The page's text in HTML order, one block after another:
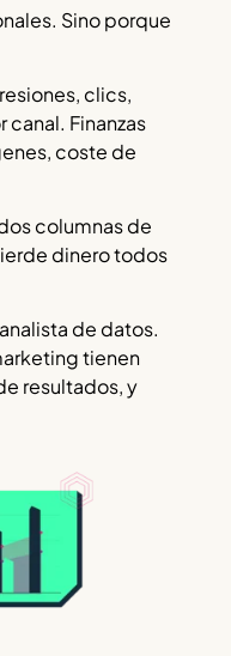
Sino porque
clics,
canal. Finanzas
coste de
columnas de
dinero todos
de datos.
tienen
resultados, y